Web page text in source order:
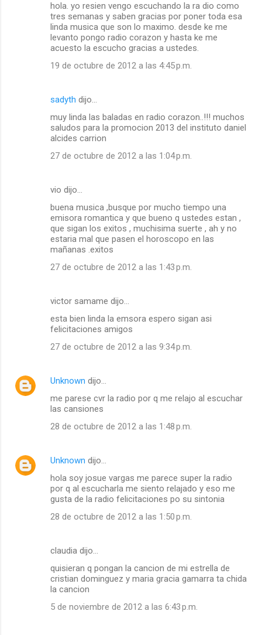
hola. yo resien vengo escuchando la ra dio como
tres semanas y saben gracias por poner toda esa
linda musica que son lo maximo. desde ke me
levanto pongo radio corazon y hasta ke me
acuesto la escucho gracias a ustedes.
19 de octubre de 2012 a las 4:45 p.m.
sadyth dijo…
muy linda las baladas en radio corazon..!!! muchos
saludos para la promocion 2013 del instituto daniel
alcides carrion
27 de octubre de 2012 a las 1:04 p.m.
vio dijo…
buena musica ,busque por mucho tiempo una
emisora romantica y que bueno q ustedes estan ,
que sigan los exitos , muchisima suerte , ah y no
estaria mal que pasen el horoscopo en las
mañanas .exitos
27 de octubre de 2012 a las 1:43 p.m.
victor samame dijo…
esta bien linda la emsora espero sigan asi
felicitaciones amigos
27 de octubre de 2012 a las 9:34 p.m.
Unknown dijo…
me parese cvr la radio por q me relajo al escuchar
las cansiones
28 de octubre de 2012 a las 1:48 p.m.
Unknown dijo…
hola soy josue vargas me parece super la radio
por q al escucharla me siento relajado y eso me
gusta de la radio felicitaciones po su sintonia
28 de octubre de 2012 a las 1:50 p.m.
claudia dijo…
quisieran q pongan la cancion de mi estrella de
cristian dominguez y maria gracia gamarra ta chida
la cancion
5 de noviembre de 2012 a las 6:43 p.m.